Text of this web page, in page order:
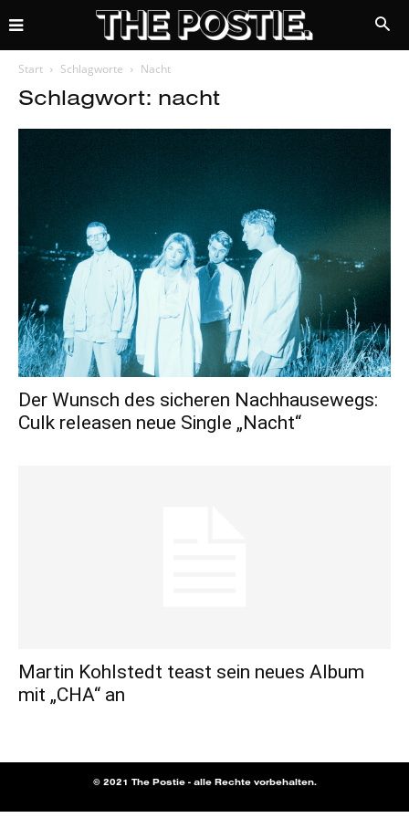
Start Schlagworte Nacht
Schlagwort: nacht
Der Wunsch des sicheren Nachhausewegs:
Culk releasen neue Single „Nacht“
Martin Kohlstedt teast sein neues Album
mit „CHA“ an
© 2021 The Postie - alle Rechte vorbehalten.